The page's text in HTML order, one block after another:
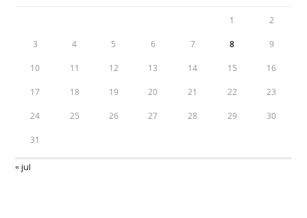
1 2
3 4 5 6 7 8 9
10 11 12 13 14 15 16
17 18 19 20 21 22 23
24 25 26 27 28 29 30
31
« jul